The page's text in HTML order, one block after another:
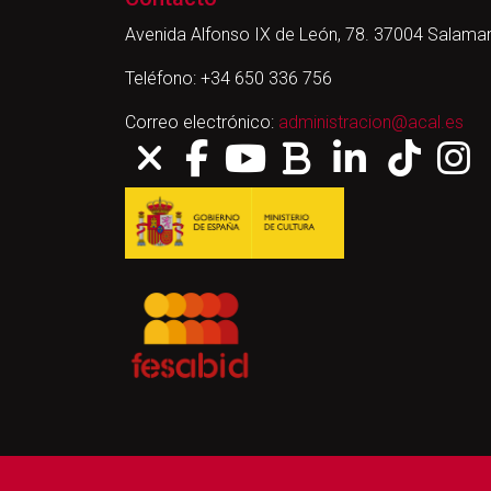
Avenida Alfonso IX de León, 78. 37004
Teléfono: +34 650 336 756
Correo electrónico: administracion@acal.es